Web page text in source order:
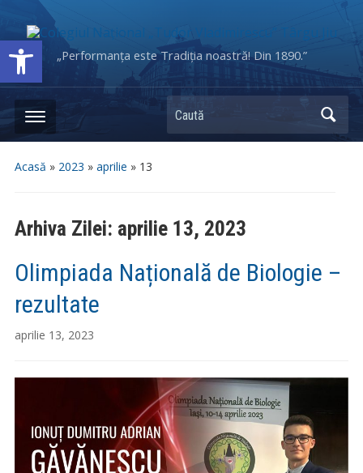
Deschide bara de unelte„Performanța este Tradiția noastră! Din 1890.”
Caută
Acasă » 2023 » aprilie » 13
Arhiva Zilei: aprilie 13, 2023
Olimpiada Națională de Biologie –
rezultate
aprilie 13, 2023